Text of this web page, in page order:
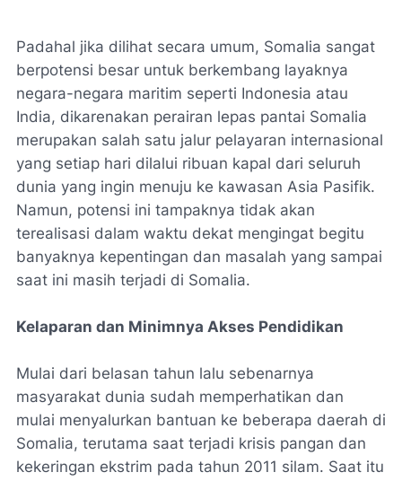
Padahal jika dilihat secara umum, Somalia sangat
berpotensi besar untuk berkembang layaknya
negara-negara maritim seperti Indonesia atau
India, dikarenakan perairan lepas pantai Somalia
merupakan salah satu jalur pelayaran internasional
yang setiap hari dilalui ribuan kapal dari seluruh
dunia yang ingin menuju ke kawasan Asia Pasifik.
Namun, potensi ini tampaknya tidak akan
terealisasi dalam waktu dekat mengingat begitu
banyaknya kepentingan dan masalah yang sampai
saat ini masih terjadi di Somalia.
Kelaparan dan Minimnya Akses Pendidikan
Mulai dari belasan tahun lalu sebenarnya
masyarakat dunia sudah memperhatikan dan
mulai menyalurkan bantuan ke beberapa daerah di
Somalia, terutama saat terjadi krisis pangan dan
kekeringan ekstrim pada tahun 2011 silam. Saat itu